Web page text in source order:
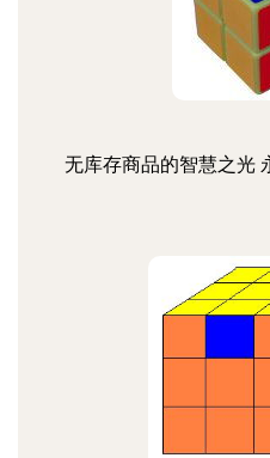
无库存商品的智慧之光